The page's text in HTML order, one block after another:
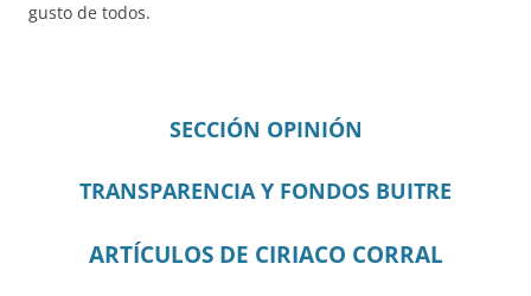
gusto de todos.
SECCIÓN OPINIÓN
TRANSPARENCIA Y FONDOS BUITRE
ARTÍCULOS DE CIRIACO CORRAL